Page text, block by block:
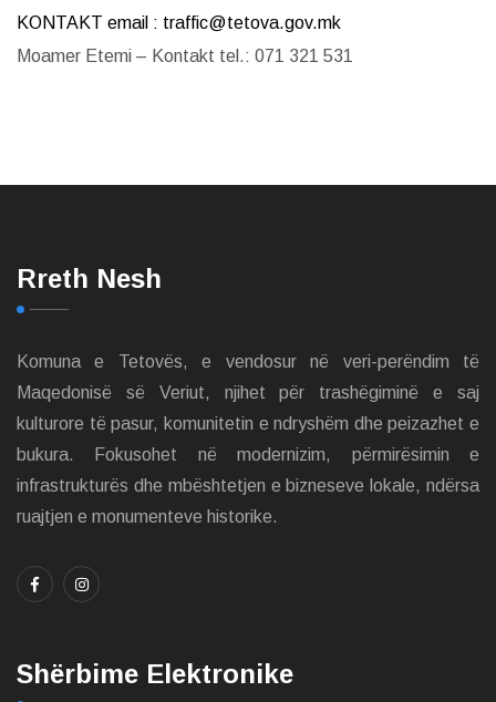
KONTAKT email : traffic@tetova.gov.mk
Moamer Etemi – Kontakt tel.: 071 321 531
Rreth Nesh
Komuna e Tetovës, e vendosur në veri-perëndim të
Maqedonisë së Veriut, njihet për trashëgiminë e saj
kulturore të pasur, komunitetin e ndryshëm dhe peizazhet e
bukura. Fokusohet në modernizim, përmirësimin e
infrastrukturës dhe mbështetjen e bizneseve lokale, ndërsa
ruajtjen e monumenteve historike.
Shërbime Elektronike